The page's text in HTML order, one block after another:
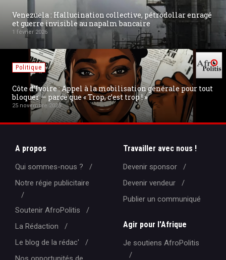
Venezuela : Hallucination collective, pétrodollar enragé
et guerre invisible au napalm bancaire
1 février 2026
Politique
Côte d’Ivoire : Appel à la mobilisation générale pour tout
bloquer — parce que « Trop, c’est trop ! »
25 novembre 2025
A propos
Qui sommes-nous ?
Notre régie publicitaire
Soutenir AfroPolitis
La Rédaction
Le blog de la rédac'
Travailler avec nous !
Devenir sponsor
Devenir vendeur
Publier un communiqué
Agir pour l'Afrique
Je soutiens AfroPolitis